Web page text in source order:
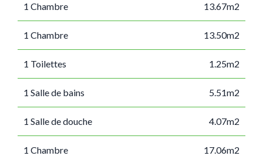
1 Chambre 13.67m2
1 Chambre 13.50m2
1 Toilettes 1.25m2
1 Salle de bains 5.51m2
1 Salle de douche 4.07m2
1 Chambre 17.06m2